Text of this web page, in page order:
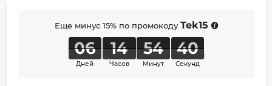
Еще минус 15% по промокодуTek15
06
Дней
14
Часов
54
Минут
40
Секунд
Подробнее
об оплате Плайтом